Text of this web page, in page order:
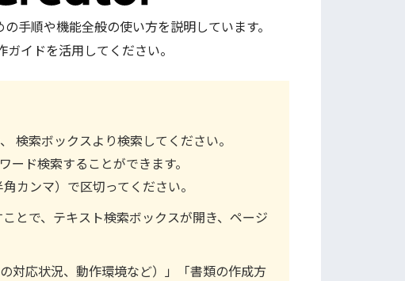
手順や機能全般の使い方を説明しています。
イドを活用してください。
検索ボックスより検索してください。
ド検索することができます。
カンマ）で区切ってください。
とで、テキスト検索ボックスが開き、ページ
対応状況、動作環境など）」「書類の作成方